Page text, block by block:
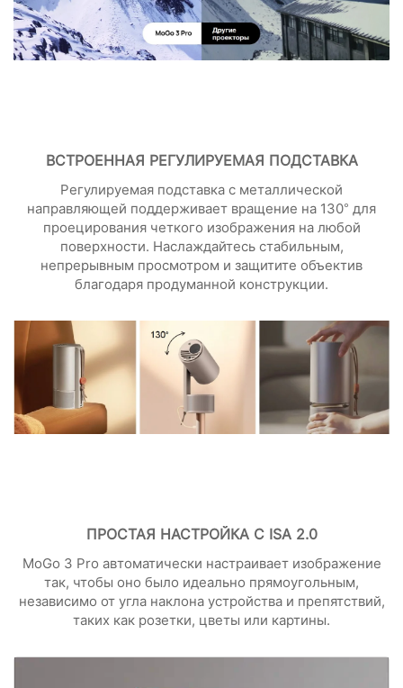
ВСТРОЕННАЯ РЕГУЛИРУЕМАЯ ПОДСТАВКА
Регулируемая подставка с металлической
направляющей поддерживает вращение на 130° для
проецирования четкого изображения на любой
поверхности. Наслаждайтесь стабильным,
непрерывным просмотром и защитите объектив
благодаря продуманной конструкции.
ПРОСТАЯ НАСТРОЙКА С ISA 2.0
MoGo 3 Pro автоматически настраивает изображение
так, чтобы оно было идеально прямоугольным,
независимо от угла наклона устройства и препятствий,
таких как розетки, цветы или картины.